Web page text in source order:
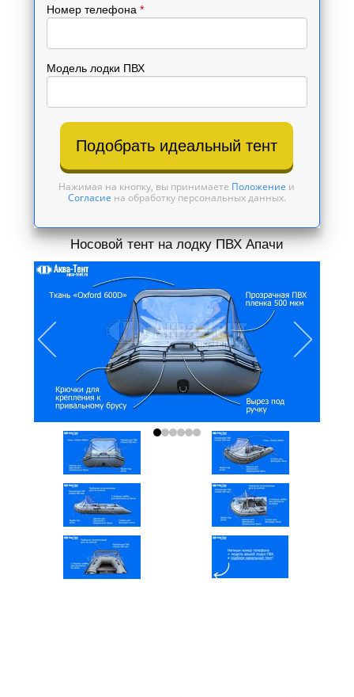
Номер телефона *
Модель лодки ПВХ
Подобрать идеальный тент
Нажимая на кнопку, вы принимаете Положение и
Согласие на обработку персональных данных.
Носовой тент на лодку ПВХ Апачи